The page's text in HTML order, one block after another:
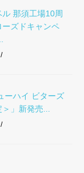
ル 那須工場10周
ズドキャンペ
ーハイ ビターズ
」新発売...